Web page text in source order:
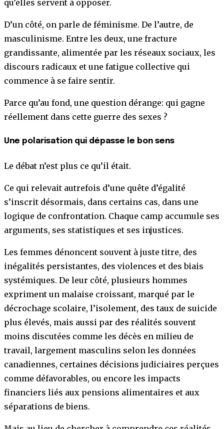
qu’elles servent à opposer.
D’un côté, on parle de féminisme. De l’autre, de
masculinisme. Entre les deux, une fracture
grandissante, alimentée par les réseaux sociaux, les
discours radicaux et une fatigue collective qui
commence à se faire sentir.
Parce qu’au fond, une question dérange: qui gagne
réellement dans cette guerre des sexes ?
Une polarisation qui dépasse le bon sens
Le débat n’est plus ce qu’il était.
Ce qui relevait autrefois d’une quête d’égalité
s’inscrit désormais, dans certains cas, dans une
logique de confrontation. Chaque camp accumule ses
arguments, ses statistiques et ses injustices.
Les femmes dénoncent souvent à juste titre, des
inégalités persistantes, des violences et des biais
systémiques. De leur côté, plusieurs hommes
expriment un malaise croissant, marqué par le
décrochage scolaire, l’isolement, des taux de suicide
plus élevés, mais aussi par des réalités souvent
moins discutées comme les décès en milieu de
travail, largement masculins selon les données
canadiennes, certaines décisions judiciaires perçues
comme défavorables, ou encore les impacts
financiers liés aux pensions alimentaires et aux
séparations de biens.